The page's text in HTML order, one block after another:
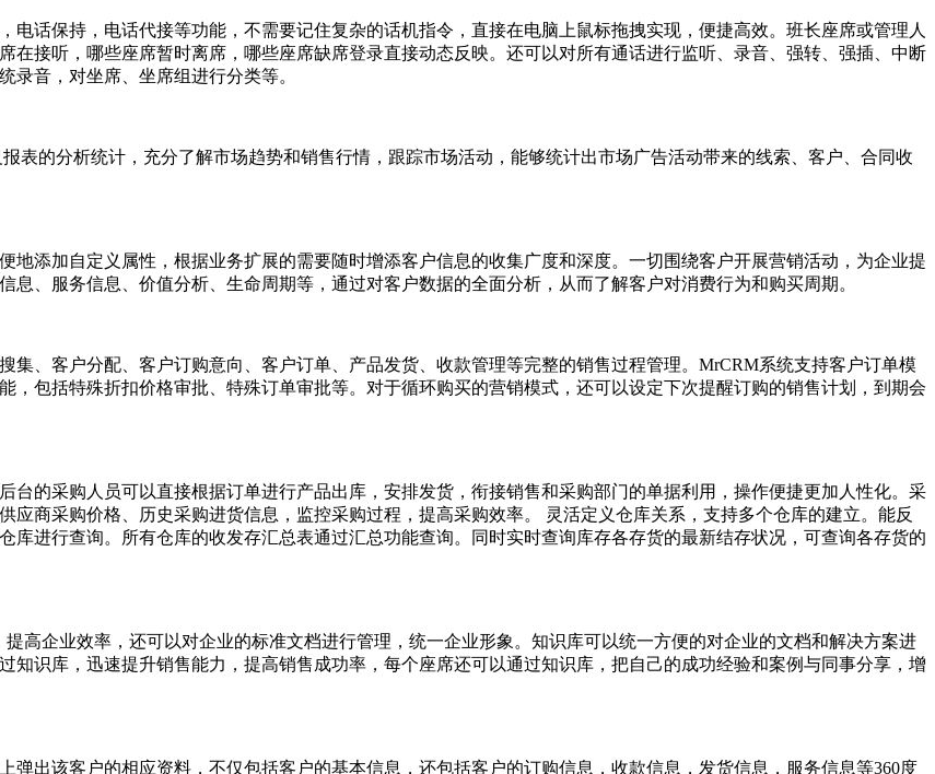
话保持，电话代接等功能，不需要记住复杂的话机指令，直接在电脑上鼠标拖拽实现，便捷高效。班长座席或管理人
在接听，哪些座席暂时离席，哪些座席缺席登录直接动态反映。还可以对所有通话进行监听、录音、强转、强插、中断
录音，对坐席、坐席组进行分类等。
的分析统计，充分了解市场趋势和销售行情，跟踪市场活动，能够统计出市场广告活动带来的线索、客户、合同收
添加自定义属性，根据业务扩展的需要随时增添客户信息的收集广度和深度。一切围绕客户开展营销活动，为企业提
、服务信息、价值分析、生命周期等，通过对客户数据的全面分析，从而了解客户对消费行为和购买周期。
、客户分配、客户订购意向、客户订单、产品发货、收款管理等完整的销售过程管理。MrCRM系统支持客户订单模
包括特殊折扣价格审批、特殊订单审批等。对于循环购买的营销模式，还可以设定下次提醒订购的销售计划，到期会
的采购人员可以直接根据订单进行产品出库，安排发货，衔接销售和采购部门的单据利用，操作便捷更加人性化。采
商采购价格、历史采购进货信息，监控采购过程，提高采购效率。 灵活定义仓库关系，支持多个仓库的建立。能反
库进行查询。所有仓库的收发存汇总表通过汇总功能查询。同时实时查询库存各存货的最新结存状况，可查询各存货的
企业效率，还可以对企业的标准文档进行管理，统一企业形象。知识库可以统一方便的对企业的文档和解决方案进
识库，迅速提升销售能力，提高销售成功率，每个座席还可以通过知识库，把自己的成功经验和案例与同事分享，增
出该客户的相应资料，不仅包括客户的基本信息，还包括客户的订购信息，收款信息，发货信息，服务信息等360度